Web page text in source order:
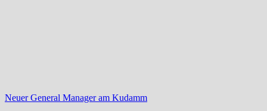
Neuer General Manager am Kudamm